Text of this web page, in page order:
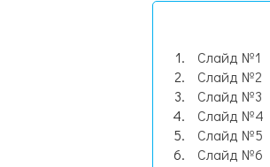
Слайд №1
Слайд №2
Слайд №3
Слайд №4
Слайд №5
Слайд №6